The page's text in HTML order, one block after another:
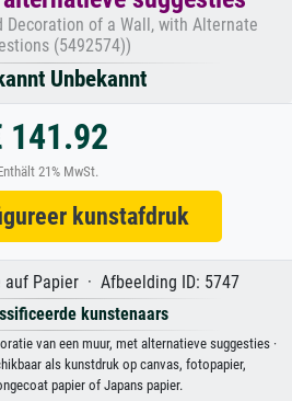
of a Wall, with Alternate
(5492574))
Unbekannt
141.92
21% MwSt.
kunstafdruk
Papier · Afbeelding ID: 5747
kunstenaars
van een muur, met alternatieve suggesties ·
als kunstdruk op canvas, fotopapier,
papier of Japans papier.